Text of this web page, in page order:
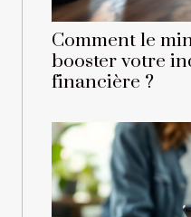
Comment le
booster votre
financière ?